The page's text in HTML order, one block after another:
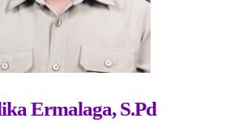
Ermalaga, S.Pd